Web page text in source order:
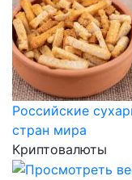
Российские
стран мира
Криптовалюты